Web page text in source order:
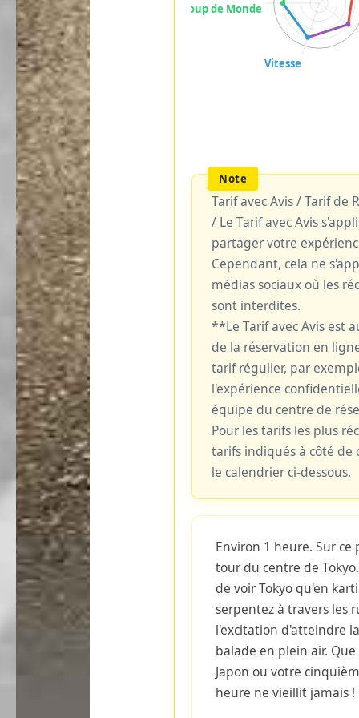
Tarif avec Avis / Tarif de
/ Le Tarif avec Avis
partager votre
Cependant, cela ne
médias sociaux où les
sont interdites.
**Le Tarif avec Avis est
de la réservation en
tarif régulier, par
l'expérience
équipe du centre de
Pour les tarifs les plus
tarifs indiqués à côté de
le calendrier ci-dessous.
Environ 1 heure. Sur ce
tour du centre de
de voir Tokyo qu'en
serpentez à travers les
l'excitation d'atteindre
balade en plein air.
Japon ou votre
heure ne vieillit jamais !